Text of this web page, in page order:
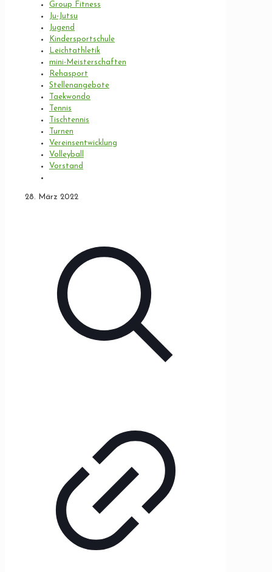
Group Fitness
Ju-Jutsu
Jugend
Kindersportschule
Leichtathletik
mini-Meisterschaften
Rehasport
Stellenangebote
Taekwondo
Tennis
Tischtennis
Turnen
Vereinsentwicklung
Volleyball
Vorstand
28. März 2022